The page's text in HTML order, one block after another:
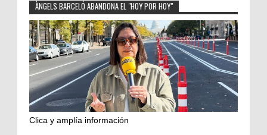
ÀNGELS BARCELÓ ABANDONA EL "HOY POR HOY"
Clica y amplía información